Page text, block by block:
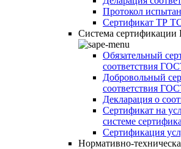
Протокол
Сертификат ТР
Система
Обязательный
соответствия
Добровольный
соответствия
Декларация о
Сертификат на
системе
Сертификация
Нормативно-